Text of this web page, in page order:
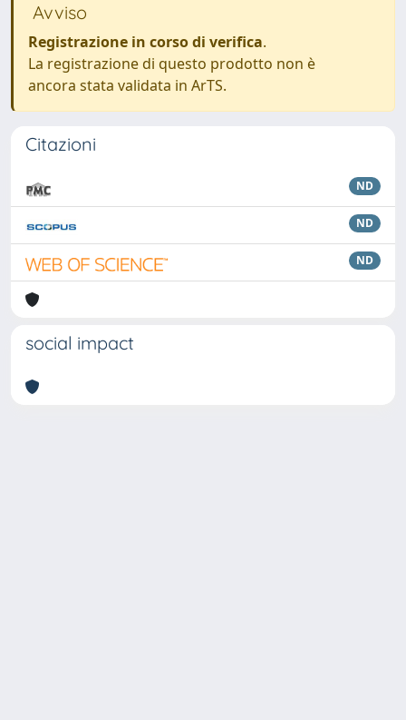
Avviso
Registrazione in corso di verifica.
La registrazione di questo prodotto non è
ancora stata validata in ArTS.
Citazioni
ND
ND
ND
social impact